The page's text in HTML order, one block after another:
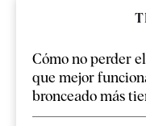
Cómo no perder
que mejor
bronceado más